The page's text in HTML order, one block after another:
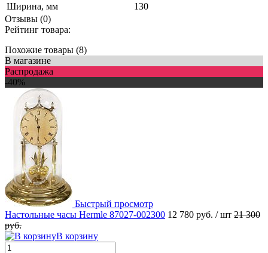
Ширина, мм
130
Отзывы (0)
Рейтинг товара:
Похожие товары (8)
В магазине
Распродажа
-40%
Быстрый просмотр
Настольные часы Hermle 87027-002300 12 780 руб. / шт 21 300
руб.
В корзину